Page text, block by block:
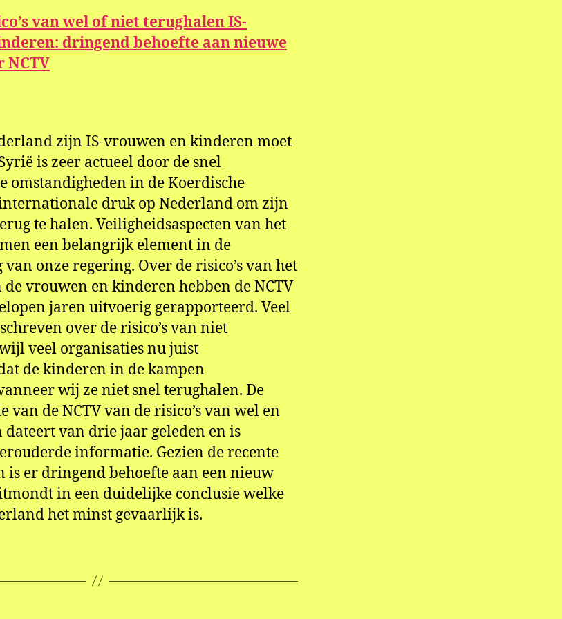
van wel of niet terughalen IS-
dringend behoefte aan nieuwe
NCTV
zijn IS-vrouwen en kinderen moet
is zeer actueel door de snel
omstandigheden in de Koerdische
druk op Nederland om zijn
te halen. Veiligheidsaspecten van het
een belangrijk element in de
onze regering. Over de risico’s van het
vrouwen en kinderen hebben de NCTV
jaren uitvoerig gerapporteerd. Veel
over de risico’s van niet
veel organisaties nu juist
de kinderen in de kampen
wij ze niet snel terughalen. De
van de NCTV van de risico’s van wel en
van drie jaar geleden en is
informatie. Gezien de recente
er dringend behoefte aan een nieuw
in een duidelijke conclusie welke
het minst gevaarlijk is.